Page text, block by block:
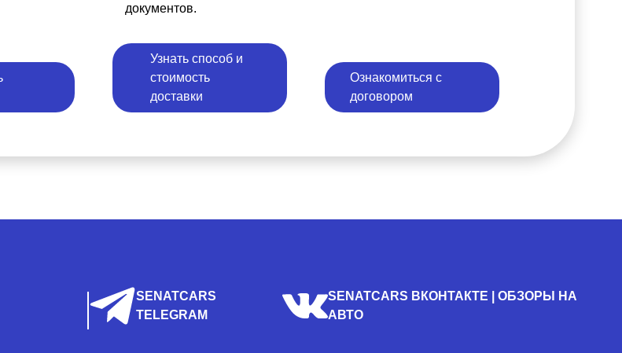
документов.
Узнать способ и
стоимость
доставки
Ознакомиться с
договором
SENATCARS
TELEGRAM
SENATCARS ВКОНТАКТЕ | ОБЗОРЫ НА
АВТО